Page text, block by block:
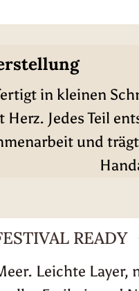
in kleinen
Herz. Jedes Teil
und
READY
Leichte